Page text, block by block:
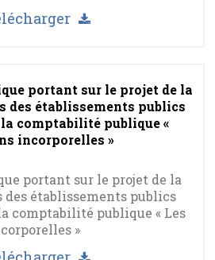
portant sur le projet de la
des établissements publics
la comptabilité publique «
incorporelles »
portant sur le projet de la
des établissements publics
comptabilité publique « Les
»